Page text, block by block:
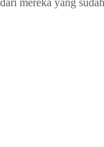
dari mereka yang